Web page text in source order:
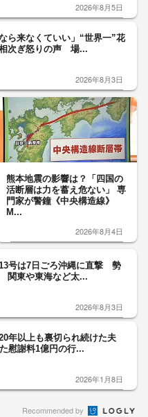
2026年8月5日
ら来なくていい」“世界一”花
次ぎ怒りの声 場...
2026年8月3日
熊本地震の影響は？「四国の
活断層は力を蓄え危ない」 専
門家が警鐘《中央構造線》
M...
2026年8月4日
13号は7日ごろ沖縄に直撃 勢
関東や東海など太...
2026年8月3日
年以上も裏切られ続けた夫
慰謝料1億円の行...
2026年1月8日
Recommended by